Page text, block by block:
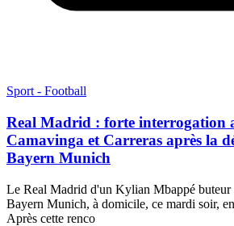
Sport - Football
Real Madrid : forte interrogation
Camavinga et Carreras après la
Bayern Munich
Le Real Madrid d'un Kylian Mbappé buteur
Bayern Munich, à domicile, ce mardi soir,
Après cette renco